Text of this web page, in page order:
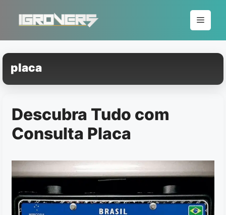
conteúdo
Menu
placa
Descubra Tudo com
Consulta Placa